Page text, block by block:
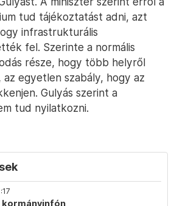
tud tájékoztatást adni, azt
infrastrukturális
fel. Szerinte a normális
része, hogy több helyről
egyetlen szabály, hogy az
Gulyás szerint a
tud nyilatkozni.
kormányinfón